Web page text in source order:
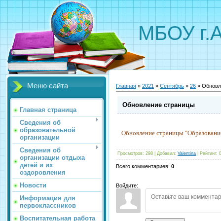
МБОУ
Меню сайта
Главная страница
Сведения об
образовательной
организации
Сведения об
организации отдыха
детей и их
оздоровления
Новости
Информация для
первоклассников
Воспитательная работа
Главная » 2021 » Сентябрь » 26 »
Обновление страницы
Обновление страницы
Просмотров: 298 Добавил: Valentina Рейтинг:
Всего комментариев: 0
Войдите: